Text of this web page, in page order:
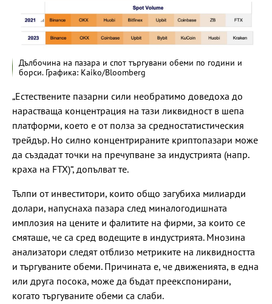
Дълбочина на пазара и спот търгувани обеми по години и
борси. Графика: Kaiko/Bloomberg
„Естествените пазарни сили необратимо доведоха до
нарастваща концентрация на тази ликвидност в шепа
платформи, което е от полза за средностатистическия
трейдър. Но силно концентрираните криптопазари може
да създадат точки на пречупване за индустрията (напр.
краха на FTX)“, допълват те.
Тълпи от инвеститори, които общо загубиха милиарди
долари, напуснаха пазара след миналогодишната
имплозия на цените и фалитите на фирми, за които се
смяташе, че са сред водещите в индустрията. Мнозина
анализатори следят отблизо метриките на ликвидността
и търгуваните обеми. Причината е, че движенията, в една
или друга посока, може да бъдат преекспонирани,
когато търгуваните обеми са слаби.